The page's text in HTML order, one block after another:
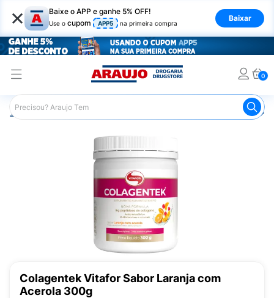
× Baixe o APP e ganhe 5% OFF!
Use o cupom APP5 na primeira compra
Baixar
0
Araujo Nutrição Saudável Suplementos Alimentares
Colagentek Vitafor Sabor Laranja com
Acerola 300g